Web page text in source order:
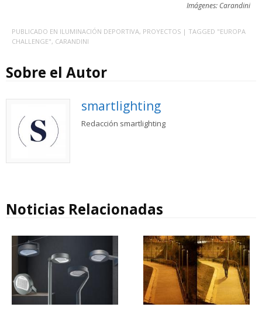
Imágenes: Carandini
PUBLICADO EN ILUMINACIÓN DEPORTIVA, PROYECTOS | TAGGED "EUROPA
CHALLENGE", CARANDINI
Sobre el Autor
smartlighting
Redacción smartlighting
Noticias Relacionadas